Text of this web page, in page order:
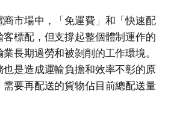
商市場中，「免運費」和「快速配
標配，但支撐起整個體制運作的
長期過勞和被剝削的工作環境。
也是造成運輸負擔和效率不彰的原
需要再配送的貨物佔目前總配送量